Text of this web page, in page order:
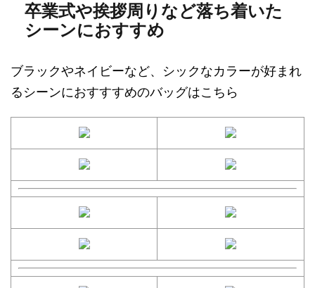
卒業式や挨拶周りなど落ち着いた
シーンにおすすめ
ブラックやネイビーなど、シックなカラーが好まれ
るシーンにおすすすめのバッグはこちら